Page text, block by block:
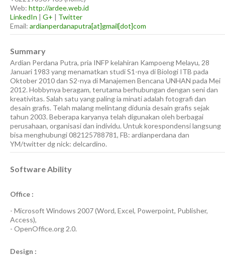
Web: http://ardee.web.id
LinkedIn | G+ | Twitter
Email: ardianperdanaputra[at]gmail[dot]com
Summary
Ardian Perdana Putra, pria INFP kelahiran Kampoeng Melayu, 28
Januari 1983 yang menamatkan studi S1-nya di Biologi ITB pada
Oktober 2010 dan S2-nya di Manajemen Bencana UNHAN pada Mei
2012. Hobbynya beragam, terutama berhubungan dengan seni dan
kreativitas. Salah satu yang paling ia minati adalah fotografi dan
desain grafis. Telah malang melintang didunia desain grafis sejak
tahun 2003. Beberapa karyanya telah digunakan oleh berbagai
perusahaan, organisasi dan individu. Untuk korespondensi langsung
bisa menghubungi 082125788781, FB: ardianperdana dan
YM/twitter dg nick: delcardino.
Software Ability
Office :
- Microsoft Windows 2007(Word, Excel, Powerpoint, Publisher,
Access),
- OpenOffice.org 2.0.
Design :